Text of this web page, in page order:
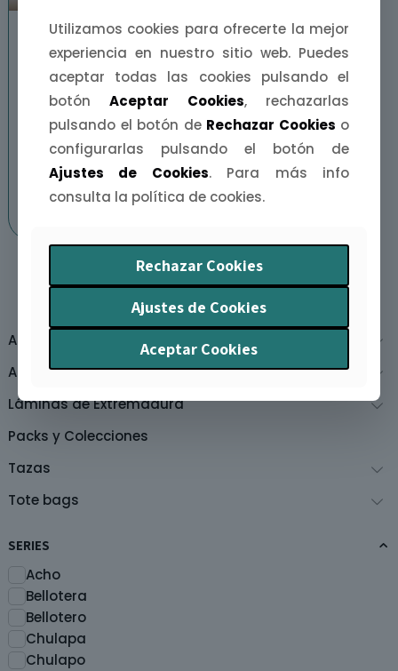
Agendas
Artistas
Láminas de Extremadura
Packs y Colecciones
Tazas
Tote bags
SERIES
Acho
Bellotera
Bellotero
Chulapa
Chulapo
Tote bag Tierra de
Pueblos
11,90 €
Añadir al carrito
Añadir al carrito
Utilizamos cookies para ofrecerte la mejor
experiencia en nuestro sitio web. Puedes
aceptar todas las cookies pulsando el
botónAceptar Cookies, rechazarlas
pulsando el botón de Rechazar Cookies o
configurarlas pulsando el botón de
Ajustes de Cookies. Para más info
consulta la política de cookies.
Rechazar Cookies
Ajustes de Cookies
Aceptar Cookies